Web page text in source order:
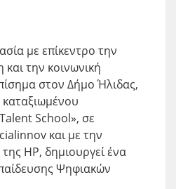
με επίκεντρο την
την κοινωνική
στον Δήμο Ήλιδας,
School», σε
και με την
HP, δημιουργεί ένα
Ψηφιακών